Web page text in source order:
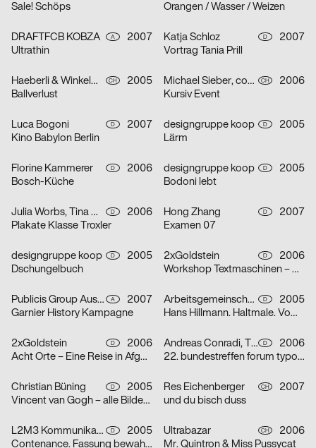
Sale! Schöps
Orangen / Wasser / Weizen
DRAFTFCB KOBZA A
2007
Ultrathin
Katja Schloz D
2007
Vortrag Tania Prill
Haeberli & Winkelmann CH
2005
Ballverlust
Michael Sieber, cosmic.ch/dbmb CH
2006
Kursiv Event
Luca Bogoni D
2007
Kino Babylon Berlin
designgruppe koop D
2005
Lärm
Florine Kammerer D
2006
Bosch-Küche
designgruppe koop D
2005
Bodoni lebt
Julia Worbs, Tina Worbs D
2006
Plakate Klasse Troxler
Hong Zhang D
2007
Examen 07
designgruppe koop D
2005
Dschungelbuch
2xGoldstein D
2006
Workshop Textmaschinen – Maschinentext
Publicis Group Austria GmbH, Evelina Sava A
2007
Garnier History Kampagne
Arbeitsgemeinschaft für visuelle und verbale Kommunikation Uwe Loesch D
2005
Hans Hillmann. Haltmale. Vom Plakat zum Bildroman
2xGoldstein D
2006
Acht Orte – Eine Reise in Afghanistan
Andreas Conradi, Tino Graß, Martin Hoffmann, Tristan Schmitz D
2006
22. bundestreffen forum typografie/walbaum tanzt grotesk
Christian Büning D
2005
Vincent van Gogh – alle Bilder / nur die Porträts
Res Eichenberger CH
2007
und du bisch duss
L2M3 Kommunikationsdesign D
2005
Contenance. Fassung bewahren
Ultrabazar CH
2006
Mr. Quintron & Miss Pussycat